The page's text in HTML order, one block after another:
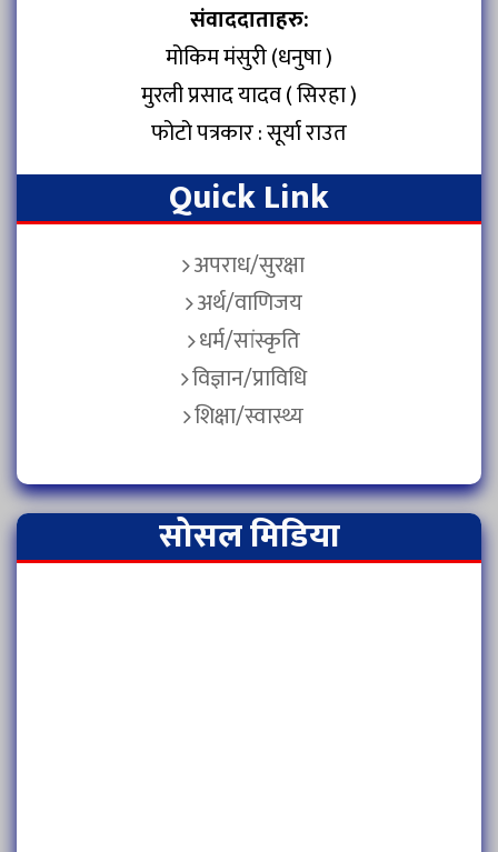
संवाददाताहरु:
मोकिम मंसुरी (धनुषा )
मुरली प्रसाद यादव ( सिरहा )
फोटो पत्रकार : सूर्या राउत
Quick Link
अपराध/सुरक्षा
अर्थ/वाणिजय
धर्म/सांस्कृति
विज्ञान/प्राविधि
शिक्षा/स्वास्थ्य
सोसल मिडिया